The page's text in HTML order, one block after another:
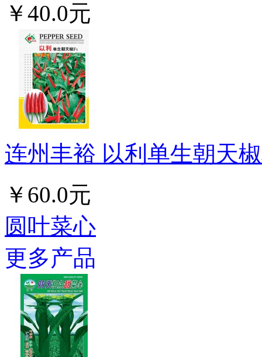
￥40.0元
连州丰裕 以利单生朝天
￥60.0元
圆叶菜心
更多产品